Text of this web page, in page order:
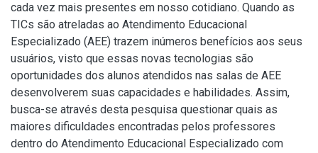
cada vez mais presentes em nosso cotidiano. Quando as
TICs são atreladas ao Atendimento Educacional
Especializado (AEE) trazem inúmeros benefícios aos seus
usuários, visto que essas novas tecnologias são
oportunidades dos alunos atendidos nas salas de AEE
desenvolverem suas capacidades e habilidades. Assim,
busca-se através desta pesquisa questionar quais as
maiores dificuldades encontradas pelos professores
dentro do Atendimento Educacional Especializado com